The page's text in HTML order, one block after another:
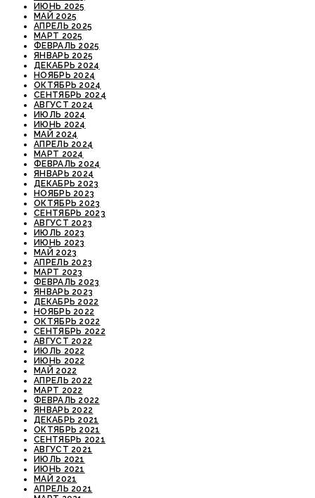
ИЮНЬ 2025
МАЙ 2025
АПРЕЛЬ 2025
МАРТ 2025
ФЕВРАЛЬ 2025
ЯНВАРЬ 2025
ДЕКАБРЬ 2024
НОЯБРЬ 2024
ОКТЯБРЬ 2024
СЕНТЯБРЬ 2024
АВГУСТ 2024
ИЮЛЬ 2024
ИЮНЬ 2024
МАЙ 2024
АПРЕЛЬ 2024
МАРТ 2024
ФЕВРАЛЬ 2024
ЯНВАРЬ 2024
ДЕКАБРЬ 2023
НОЯБРЬ 2023
ОКТЯБРЬ 2023
СЕНТЯБРЬ 2023
АВГУСТ 2023
ИЮЛЬ 2023
ИЮНЬ 2023
МАЙ 2023
АПРЕЛЬ 2023
МАРТ 2023
ФЕВРАЛЬ 2023
ЯНВАРЬ 2023
ДЕКАБРЬ 2022
НОЯБРЬ 2022
ОКТЯБРЬ 2022
СЕНТЯБРЬ 2022
АВГУСТ 2022
ИЮЛЬ 2022
ИЮНЬ 2022
МАЙ 2022
АПРЕЛЬ 2022
МАРТ 2022
ФЕВРАЛЬ 2022
ЯНВАРЬ 2022
ДЕКАБРЬ 2021
ОКТЯБРЬ 2021
СЕНТЯБРЬ 2021
АВГУСТ 2021
ИЮЛЬ 2021
ИЮНЬ 2021
МАЙ 2021
АПРЕЛЬ 2021